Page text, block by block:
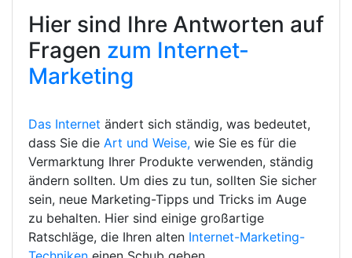
Hier sind Ihre Antworten auf
Fragen zum Internet-
Marketing
Das Internet ändert sich ständig, was bedeutet,
dass Sie die Art und Weise, wie Sie es für die
Vermarktung Ihrer Produkte verwenden, ständig
ändern sollten. Um dies zu tun, sollten Sie sicher
sein, neue Marketing-Tipps und Tricks im Auge
zu behalten. Hier sind einige großartige
Ratschläge, die Ihren alten Internet-Marketing-